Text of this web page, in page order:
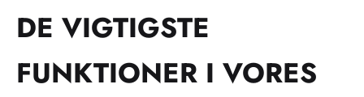
DE VIGTIGSTE
FUNKTIONER I VORES